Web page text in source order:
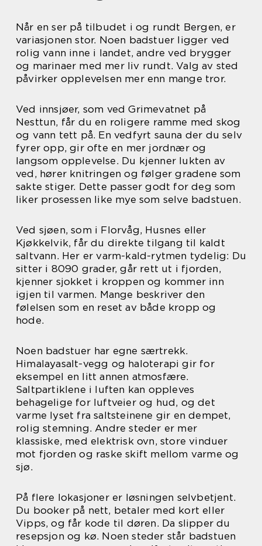
Når en ser på tilbudet i og rundt Bergen, er
variasjonen stor. Noen badstuer ligger ved
rolig vann inne i landet, andre ved brygger
og marinaer med mer liv rundt. Valg av sted
påvirker opplevelsen mer enn mange tror.
Ved innsjøer, som ved Grimevatnet på
Nesttun, får du en roligere ramme med skog
og vann tett på. En vedfyrt sauna der du selv
fyrer opp, gir ofte en mer jordnær og
langsom opplevelse. Du kjenner lukten av
ved, hører knitringen og følger gradene som
sakte stiger. Dette passer godt for deg som
liker prosessen like mye som selve badstuen.
Ved sjøen, som i Florvåg, Husnes eller
Kjøkkelvik, får du direkte tilgang til kaldt
saltvann. Her er varm-kald-rytmen tydelig: Du
sitter i 8090 grader, går rett ut i fjorden,
kjenner sjokket i kroppen og kommer inn
igjen til varmen. Mange beskriver den
følelsen som en reset av både kropp og
hode.
Noen badstuer har egne særtrekk.
Himalayasalt-vegg og haloterapi gir for
eksempel en litt annen atmosfære.
Saltpartiklene i luften kan oppleves
behagelige for luftveier og hud, og det
varme lyset fra saltsteinene gir en dempet,
rolig stemning. Andre steder er mer
klassiske, med elektrisk ovn, store vinduer
mot fjorden og raske skift mellom varme og
sjø.
På flere lokasjoner er løsningen selvbetjent.
Du booker på nett, betaler med kort eller
Vipps, og får kode til døren. Da slipper du
resepsjon og kø. Noen steder står badstuen